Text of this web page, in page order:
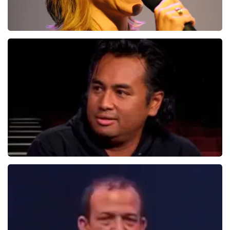
reviews
876+reviews